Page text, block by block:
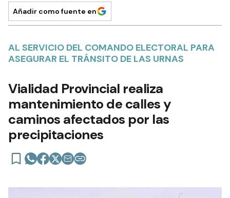
Añadir como fuente en
AL SERVICIO DEL COMANDO ELECTORAL PARA
ASEGURAR EL TRÁNSITO DE LAS URNAS
Vialidad Provincial realiza
mantenimiento de calles y
caminos afectados por las
precipitaciones